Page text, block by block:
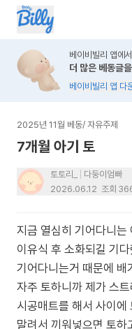
베이비빌리 앱에서
더 많은 베동글
베이비빌리 앱 다
2025년 11월 베동/ 자유주제
7개월 아기 토
토토리_
다둥이엄빠
2026.06.12 조회
지금 열심히 기어다니는
이유식 후 소화되길 기
기어다니는거 때문에 배
자주 토하니까 제가 스
시공매트를 해서 사이
말려서 끼워넣으면 토